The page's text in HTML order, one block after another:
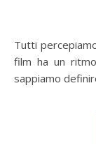
Tutti percepiamo il ritmo e spesso siamo soliti dire che un
film ha un
sappiamo